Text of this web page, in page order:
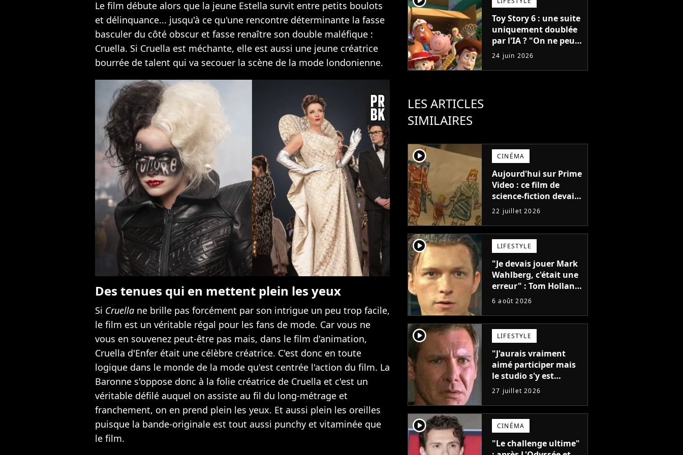
Le film débute alors que la jeune Estella survit entre petits boulots
et délinquance... jusqu'à ce qu'une rencontre déterminante la fasse
basculer du côté obscur et fasse renaître son double maléfique :
Cruella. Si Cruella est méchante, elle est aussi une jeune créatrice
bourrée de talent qui va secouer la scène de la mode londonienne.
Des tenues qui en mettent plein les yeux
Si Cruella ne brille pas forcément par son intrigue un peu trop facile,
le film est un véritable régal pour les fans de mode. Car vous ne
vous en souvenez peut-être pas mais, dans le film d'animation,
Cruella d'Enfer était une célèbre créatrice. C'est donc en toute
logique dans le monde de la mode qu'est centrée l'action du film. La
Baronne s'oppose donc à la folie créatrice de Cruella et c'est un
véritable défilé auquel on assiste au fil du long-métrage et
franchement, on en prend plein les yeux. Et aussi plein les oreilles
puisque la bande-originale est tout aussi punchy et vitaminée que
le film.
Toy Story 6 : une suite
uniquement doublée
par l'IA ? "On ne peut
pas lutter..."
24 juin 2026
LES ARTICLES
SIMILAIRES
player2 CINÉMA
Aujourd'hui sur Prime
Video : ce film de
science-fiction devait
être le blockbuster de
l'été, il est l'un des
plus gros échecs de
l'année
22 juillet 2026
player2 LIFESTYLE
"Je devais jouer Mark
Wahlberg, c'était une
erreur" : Tom Holland,
la star de Spider-Man,
blockbuster
6 août 2026
player2 LIFESTYLE
"J'aurais vraiment
aimé participer mais
le studio s'y est
opposé" : Harrison
Ford regrette depuis
57 ans de ne pas avoir
pu jouer dans ce film
culte
27 juillet 2026
player2 CINÉMA
"Le challenge ultime"